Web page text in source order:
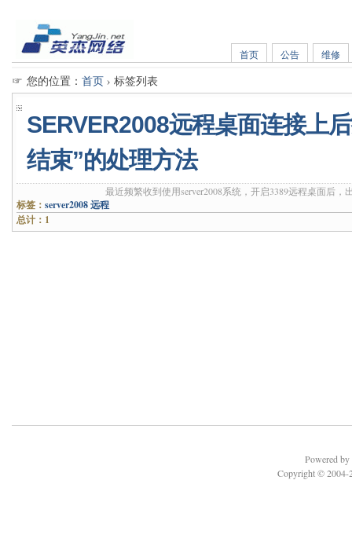
首页 公告 维修
☞ 您的位置： 首页 › 标签列表
SERVER2008远程桌面连接上
结束”的处理方法
最近频繁收到使用server2008系统，开启3389远程桌面后
标签： server2008远程
总计：1
Powered
Copyright ©